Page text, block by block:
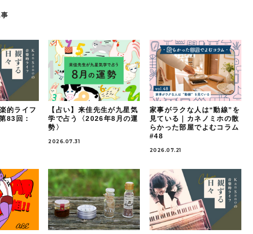
的ライフ
83回：
【占い】来佳先生が九星気
学で占う〈2026年8月の運
勢〉
2026.07.31
家事がラクな人は“動線”を
見ている｜カネノミホの散
らかった部屋でよむコラム
#48
2026.07.21